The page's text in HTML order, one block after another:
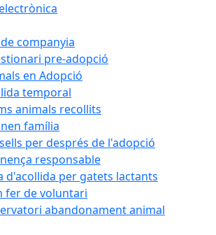
companyia
pre-adopció
en Adopció
temporal
animals recollits
família
per després de l'adopció
responsable
d'acollida per gatets lactants
fer de voluntari
abandonament animal